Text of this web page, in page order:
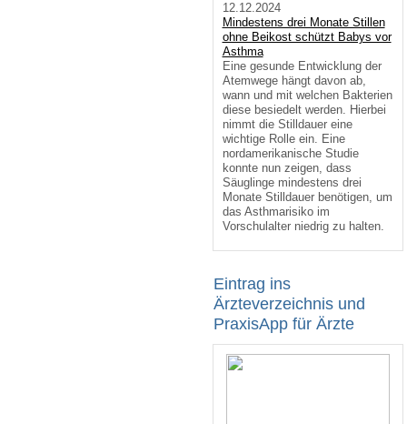
12.12.2024
Mindestens drei Monate Stillen
ohne Beikost schützt Babys vor
Asthma
Eine gesunde Entwicklung der
Atemwege hängt davon ab,
wann und mit welchen Bakterien
diese besiedelt werden. Hierbei
nimmt die Stilldauer eine
wichtige Rolle ein. Eine
nordamerikanische Studie
konnte nun zeigen, dass
Säuglinge mindestens drei
Monate Stilldauer benötigen, um
das Asthmarisiko im
Vorschulalter niedrig zu halten.
Eintrag ins
Ärzteverzeichnis und
PraxisApp für Ärzte